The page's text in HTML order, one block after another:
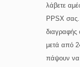
λάβετε
PPSX σας.
μετά από
πάψουν να